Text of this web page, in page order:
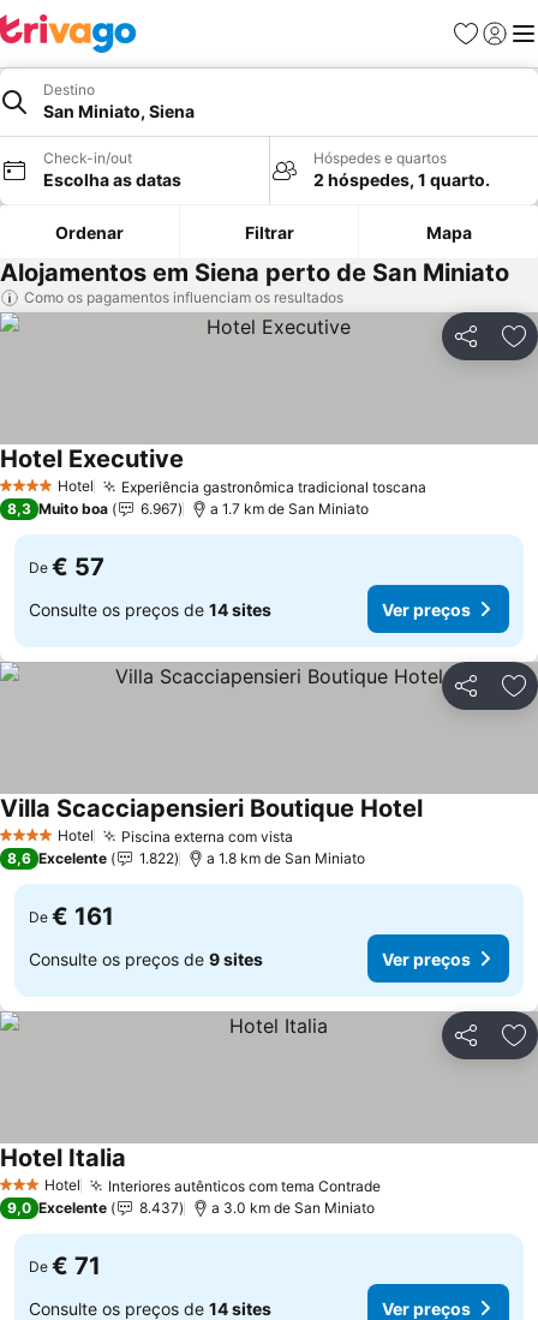
Favoritos
Iniciar
Destino
San Miniato, Siena
Check-in/out
Escolha as datas
Hóspedes e quartos
2 hóspedes, 1 quarto.
Ordenar Filtrar Mapa
Alojamentos em Siena perto de San Miniato
Como os pagamentos influenciam os resultados
Partilhar
4 EstrelasHotel Experiência gastronômica tradicional toscana
Hotel Executive
8,3 Muito boa 6.967 a 1.7 km de San Miniato
De € 57
Consulte os preços de 14 sites Ver preços
Partilhar
4 EstrelasHotel Piscina externa com vista
Villa Scacciapensieri Boutique Hotel
8,6 Excelente 1.822 a 1.8 km de San Miniato
De € 161
Consulte os preços de 9 sites Ver preços
Partilhar
3 EstrelasHotel Interiores autênticos com tema Contrade
Hotel Italia
9,0 Excelente 8.437 a 3.0 km de San Miniato
De € 71
Consulte os preços de 14 sites Ver preços